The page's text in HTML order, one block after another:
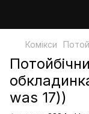
Комікси
was 17))